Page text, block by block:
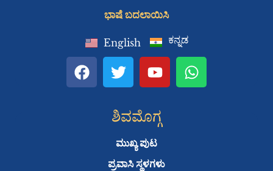
ಭಾಷೆ ಬದಲಾಯಿಸಿ
English ಕನ್ನಡ
F
a
T
w
t
t
e
Y
o
t
u
b
e
W
h
ಶಿವಮೊಗ್ಗ
ಮುಖ್ಯ ಪುಟ
ಪ್ರವಾಸಿ ಸ್ಥಳಗಳು